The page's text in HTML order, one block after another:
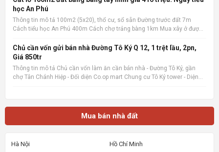
học An Phú
Thông tin mô tả 100m2 (5x20), thổ cư, sổ sẵn Đường trước đất 7m
Cách tiểu học An Phú 400m Cách chợ trảng bàng 1km Mua xây ở được
&mdash; Sàn rao vặt nhà đất uy tín 🔗 Tin gốc + ảnh chi
Chủ cần vốn gửi bán nhà Đường Tô Ký Q 12, 1 trệt lầu, 2pn,
Giá 850tr
Thông tin mô tả Chủ cần vốn làm ăn cần bán nhà - Đường Tô Ký, gần
chợ Tân Chánh Hiệp - Đối diện Co.op mart Chung cư Tô Ký tower - Diện
Mua bán nhà đất
Hà Nội
Hồ Chí Minh